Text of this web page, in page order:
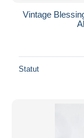
Vintage
Statut